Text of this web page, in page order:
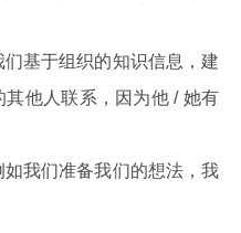
基于组织的知识信息，建
他人联系，因为他 / 她有
我们准备我们的想法，我